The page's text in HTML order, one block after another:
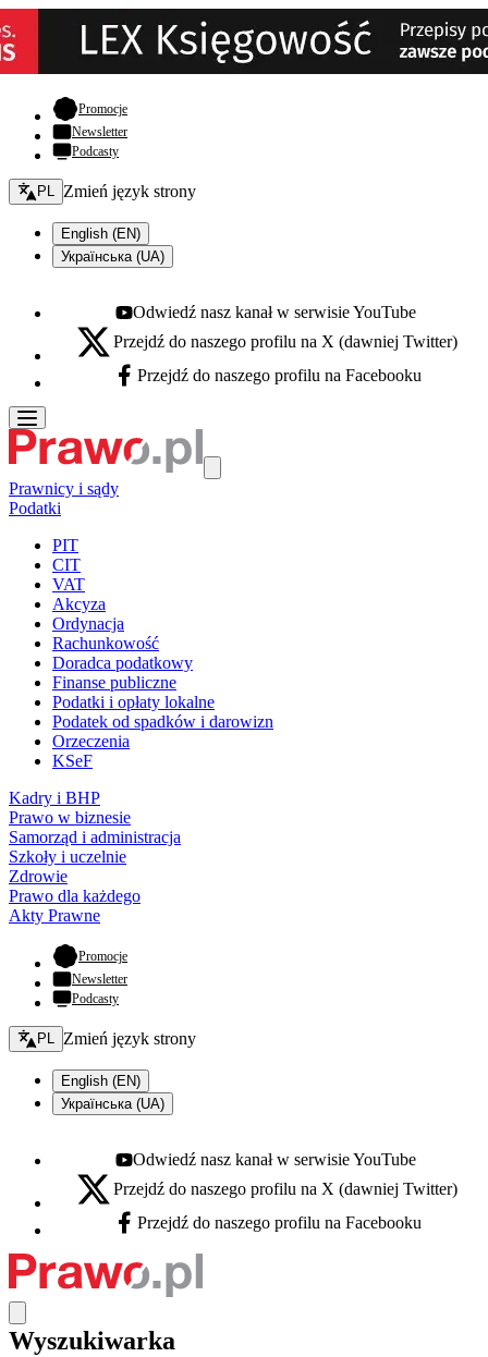
Promocje- otwiera się w nowej karcie
Newsletter
Podcasty
Zmień język - bieżący:
PL Zmień język strony
English (EN)
Українська (UA)
Youtube - otwiera się w nowej karcie
Odwiedź nasz kanał w serwisie YouTube
X - otwiera się w nowej karcie
Przejdź do naszego profilu na X (dawniej Twitter)
Facebook - otwiera się w nowej karcie
Przejdź do naszego profilu na Facebooku
Prawnicy i sądy
Podatki
PIT
CIT
VAT
Akcyza
Ordynacja
Rachunkowość
Doradca podatkowy
Finanse publiczne
Podatki i opłaty lokalne
Podatek od spadków i darowizn
Orzeczenia
KSeF
Kadry i BHP
Prawo w biznesie
Samorząd i administracja
Szkoły i uczelnie
Zdrowie
Prawo dla każdego
Akty Prawne
Promocje- otwiera się w nowej karcie
Newsletter
Podcasty
Zmień język - bieżący:
PL Zmień język strony
English (EN)
Українська (UA)
Youtube - otwiera się w nowej karcie
Odwiedź nasz kanał w serwisie YouTube
X - otwiera się w nowej karcie
Przejdź do naszego profilu na X (dawniej Twitter)
Facebook - otwiera się w nowej karcie
Przejdź do naszego profilu na Facebooku
Wyszukiwarka